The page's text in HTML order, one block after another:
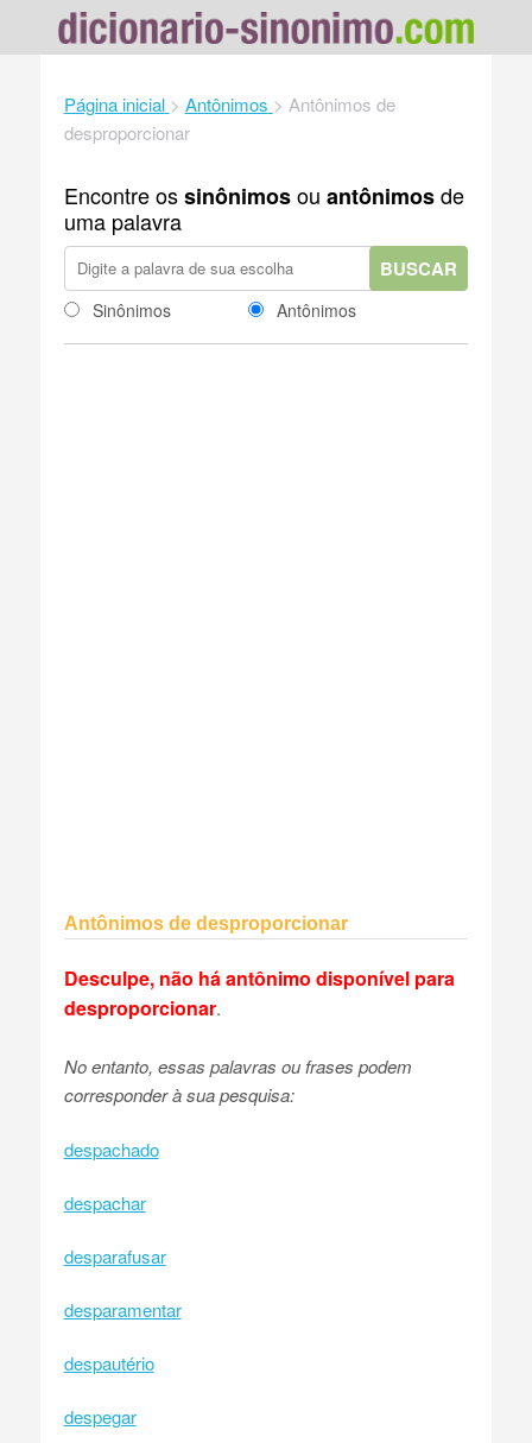
Página inicial > Antônimos > Antônimos de
desproporcionar
Encontre ossinônimosou antônimosde
uma palavra
BUSCAR
Sinônimos Antônimos
Antônimos de desproporcionar
Desculpe, não há antônimo disponível para
desproporcionar.
No entanto, essas palavras ou frases podem
corresponder à sua pesquisa:
despachado
despachar
desparafusar
desparamentar
despautério
despegar